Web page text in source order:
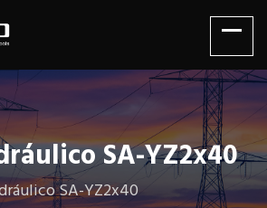
SA-YZ2x40
SA-YZ2x40